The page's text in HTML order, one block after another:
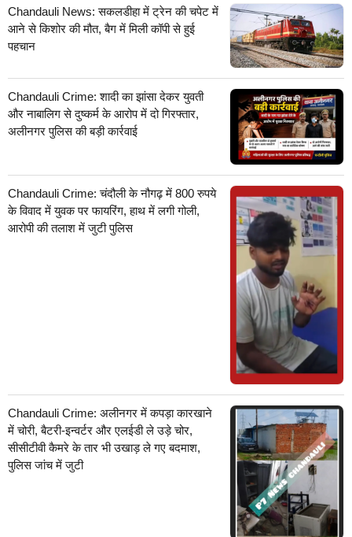
Chandauli News: सकलडीहा में ट्रेन की चपेट में
आने से किशोर की मौत, बैग में मिली कॉपी से हुई
पहचान
Chandauli Crime: शादी का झांसा देकर युवती
और नाबालिग से दुष्कर्म के आरोप में दो गिरफ्तार,
अलीनगर पुलिस की बड़ी कार्रवाई
Chandauli Crime: चंदौली के नौगढ़ में 800 रुपये
के विवाद में युवक पर फायरिंग, हाथ में लगी गोली,
आरोपी की तलाश में जुटी पुलिस
Chandauli Crime: अलीनगर में कपड़ा कारखाने
में चोरी, बैटरी-इन्वर्टर और एलईडी ले उड़े चोर,
सीसीटीवी कैमरे के तार भी उखाड़ ले गए बदमाश,
पुलिस जांच में जुटी